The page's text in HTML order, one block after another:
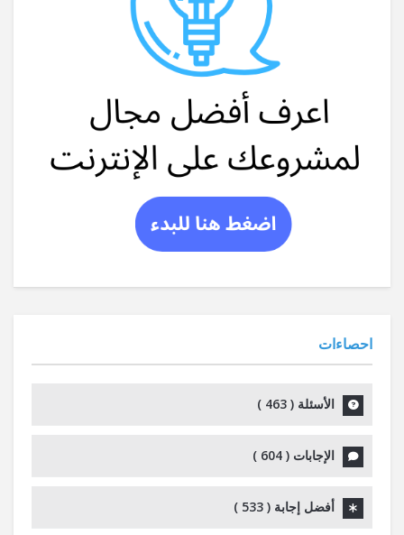
احصاءات
الأسئلة ( 463
)
الإجابات ( 604
)
أفضل إجابة ( 533
)